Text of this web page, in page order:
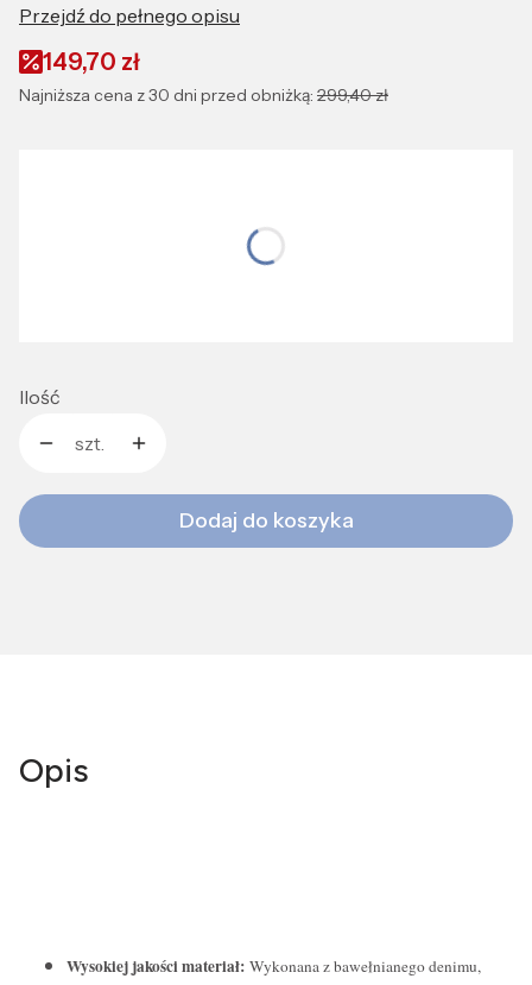
Przejdź do pełnego opisu
149,70 zł
Najniższa cena z 30 dni przed obniżką: 299,40 zł
Ilość
szt.
Dodaj do koszyka
Opis
Wysokiej jakości materiał: Wykonana z bawełnianego denimu,